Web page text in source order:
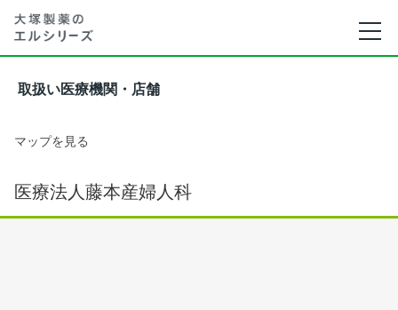
取扱い医療機関・店舗
マップを見る
医療法人藤本産婦人科